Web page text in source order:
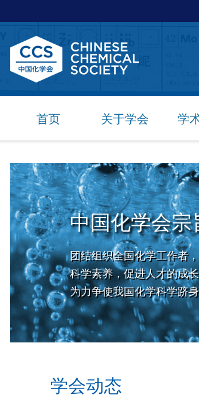
首页 关于学会 学
中国化学会宗
团结组织全国化学工作者
科学素养，促进人才的成
为力争使我国化学科学跻
学会动态